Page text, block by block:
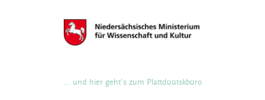
... und hier geht's zum Plattdüütskbüro